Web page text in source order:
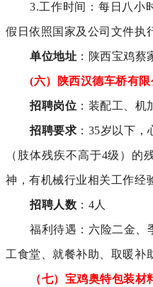
3.工作时间：每日八小
假日依照国家及公司文件执
单位地址 ：陕西宝鸡蔡
(六）陕西汉德车桥有限
招聘岗位 ：装配工、机
招聘要求 ：35岁以下
（肢体残疾不高于4级）的
神，有机械行业相关工作经
招聘人数 ：4人
福利待遇：六险二金、
工食堂、就餐补助、取暖补
（七）宝鸡奥特包装材